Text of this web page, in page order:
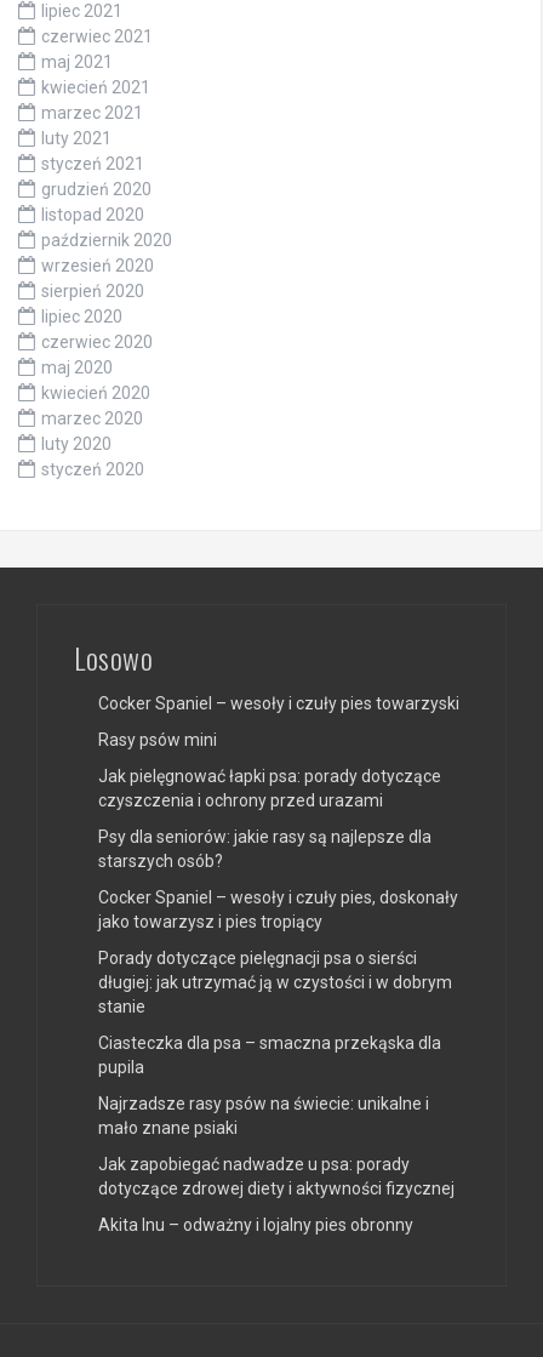
lipiec 2021
czerwiec 2021
maj 2021
kwiecień 2021
marzec 2021
luty 2021
styczeń 2021
grudzień 2020
listopad 2020
październik 2020
wrzesień 2020
sierpień 2020
lipiec 2020
czerwiec 2020
maj 2020
kwiecień 2020
marzec 2020
luty 2020
styczeń 2020
Losowo
Cocker Spaniel – wesoły i czuły pies towarzyski
Rasy psów mini
Jak pielęgnować łapki psa: porady dotyczące
czyszczenia i ochrony przed urazami
Psy dla seniorów: jakie rasy są najlepsze dla
starszych osób?
Cocker Spaniel – wesoły i czuły pies, doskonały
jako towarzysz i pies tropiący
Porady dotyczące pielęgnacji psa o sierści
długiej: jak utrzymać ją w czystości i w dobrym
stanie
Ciasteczka dla psa – smaczna przekąska dla
pupila
Najrzadsze rasy psów na świecie: unikalne i
mało znane psiaki
Jak zapobiegać nadwadze u psa: porady
dotyczące zdrowej diety i aktywności fizycznej
Akita Inu – odważny i lojalny pies obronny